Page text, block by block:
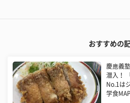
おすすめの
慶應義
潜入！
No.1は
学食MAP